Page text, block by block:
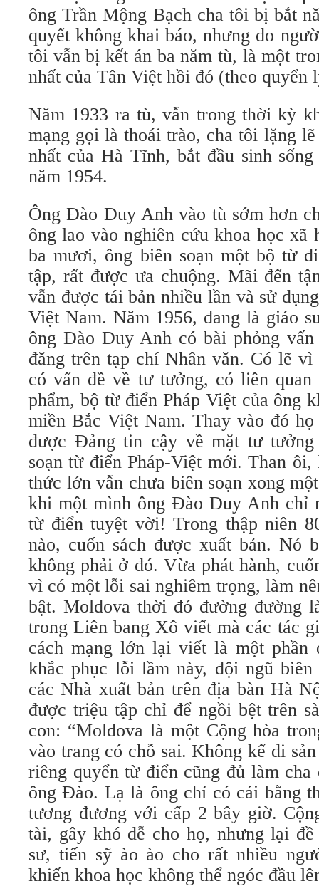
ông Trần Mộng Bạch cha tôi bị bắt
quyết không khai báo, nhưng do
tôi vẫn bị kết án ba năm tù, là một
nhất của Tân Việt hồi đó (theo quyển
Năm 1933 ra tù, vẫn trong thời kỳ
mạng gọi là thoái trào, cha tôi lặng
nhất của Hà Tĩnh, bắt đầu sinh
năm 1954.
Ông Đào Duy Anh vào tù sớm hơn
ông lao vào nghiên cứu khoa học xã
ba mươi, ông biên soạn một bộ từ
tập, rất được ưa chuộng. Mãi đến
vẫn được tái bản nhiều lần và sử
Việt Nam. Năm 1956, đang là giáo
ông Đào Duy Anh có bài phỏng
đăng trên tạp chí Nhân văn. Có lẽ
có vấn đề về tư tưởng, có liên
phẩm, bộ từ điển Pháp Việt của ông
miền Bắc Việt Nam. Thay vào đó
được Đảng tin cậy về mặt tư tưởng
soạn từ điển Pháp-Việt mới. Than
thức lớn vẫn chưa biên soạn xong
khi một mình ông Đào Duy Anh chỉ
từ điển tuyệt vời! Trong thập niên
nào, cuốn sách được xuất bản. Nó
không phải ở đó. Vừa phát hành,
vì có một lỗi sai nghiêm trọng, làm
bật. Moldova thời đó đường đường
trong Liên bang Xô viết mà các tác
cách mạng lớn lại viết là một phần
khắc phục lỗi lầm này, đội ngũ
các Nhà xuất bản trên địa bàn Hà
được triệu tập chỉ để ngồi bệt trên
con: “Moldova là một Cộng hòa
vào trang có chỗ sai. Không kể di
riêng quyển từ điển cũng đủ làm
ông Đào. Lạ là ông chỉ có cái bằng
tương đương với cấp 2 bây giờ.
tài, gây khó dễ cho họ, nhưng lại
sư, tiến sỹ ào ào cho rất nhiều
khiến khoa học không thể ngóc đầu